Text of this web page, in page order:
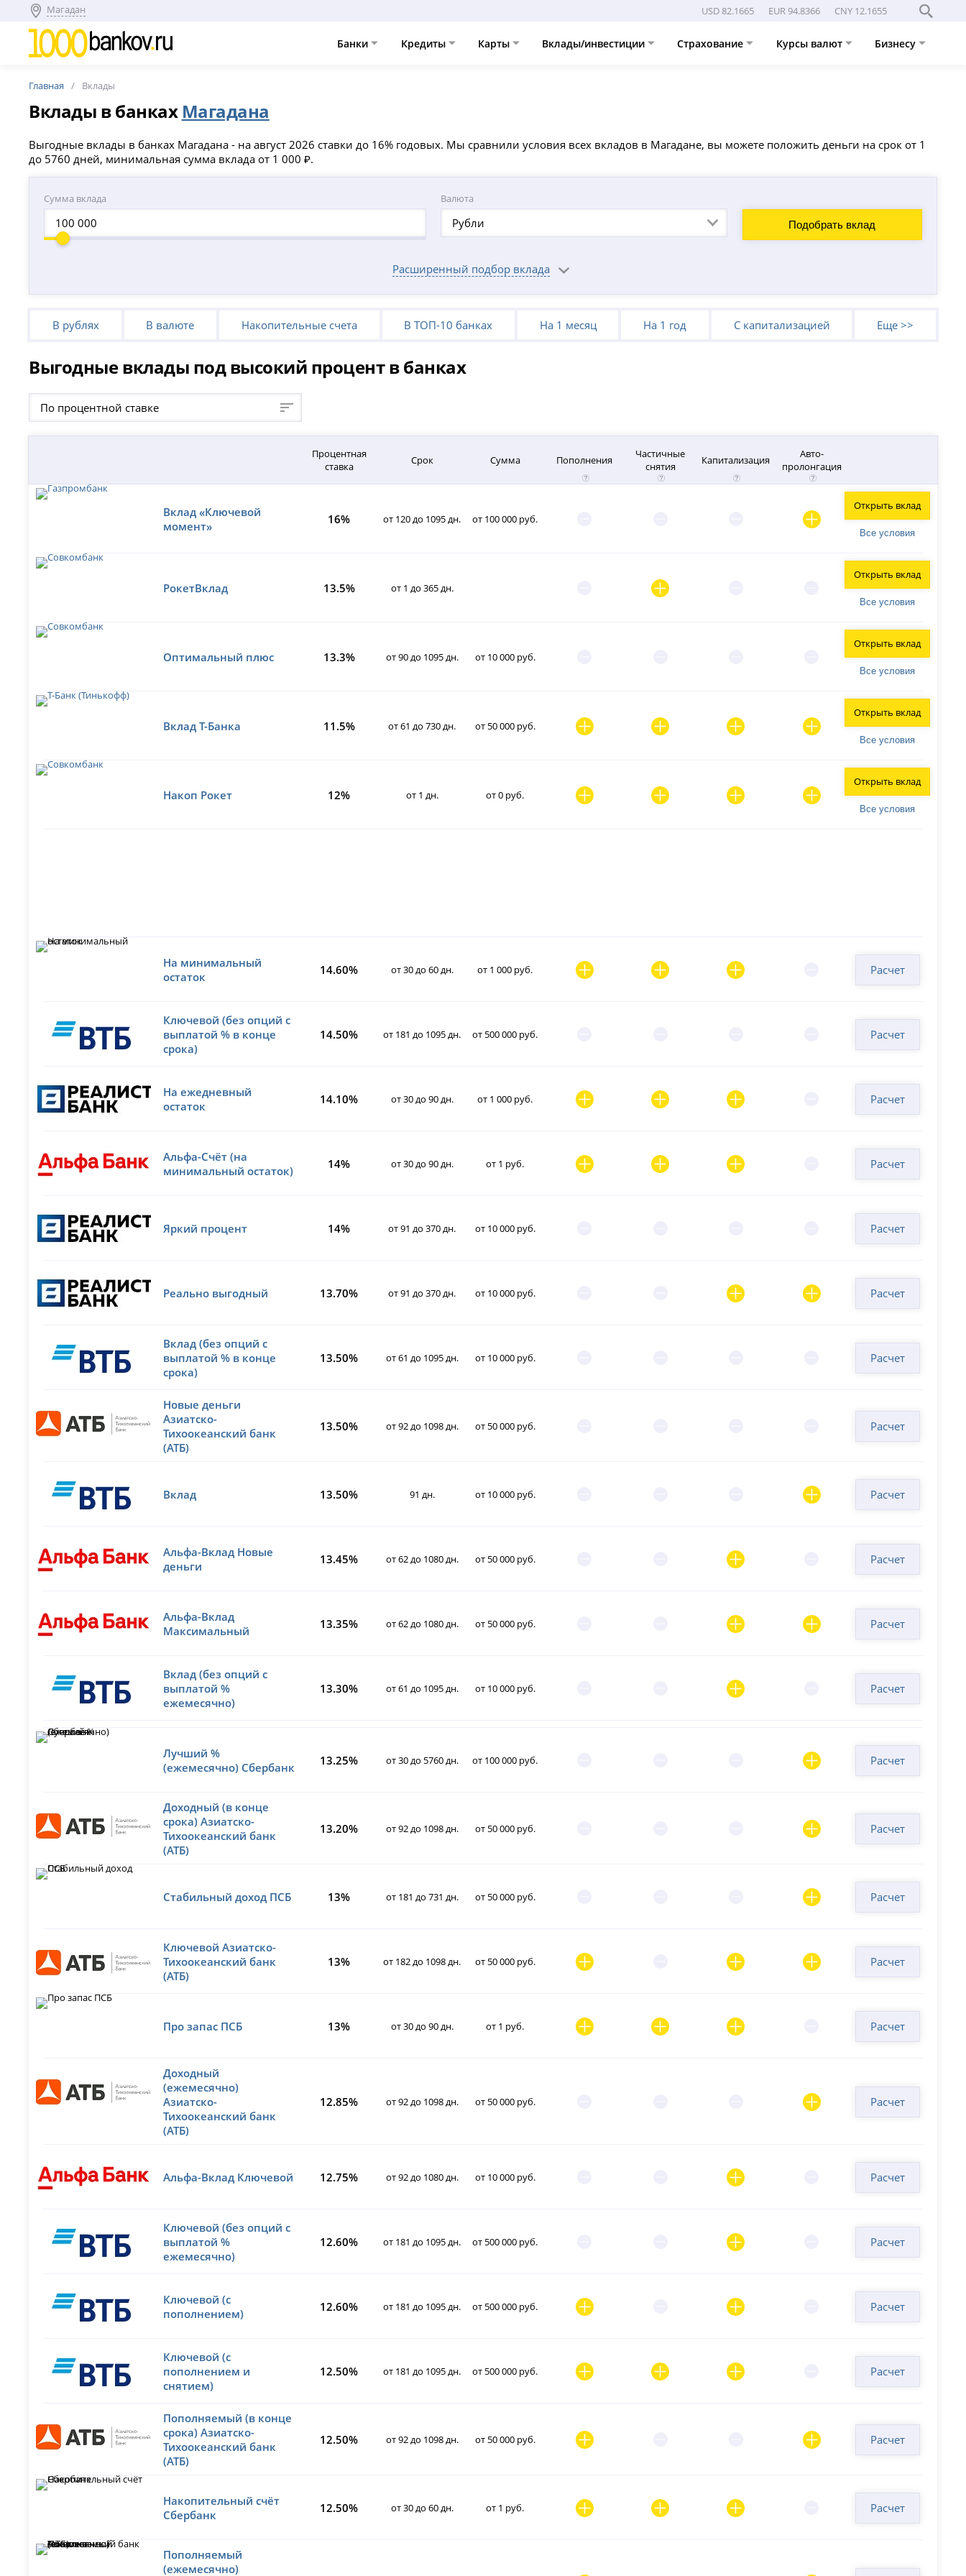
Магадан USD 82.1665 EUR 94.8366 CNY 12.1655
Банки Кредиты Карты Вклады/инвестиции Страхование Курсы валют Бизнесу
Главная Вклады
Вклады в банках Магадана
Выгодные вклады в банках Магадана - на август 2026 ставки до 16% годовых. Мы сравнили условия всех вкладов в Магадане, вы можете положить деньги на срок от 1
до 5760 дней, минимальная сумма вклада от 1 000 ₽.
Сумма вклада Валюта
Рубли Подобрать вклад
Расширенный подбор вклада
В рублях В валюте Накопительные счета В ТОП-10 банках На 1 месяц На 1 год С капитализацией Еще >>
Выгодные вклады под высокий процент в банках
По процентной ставке
Процентная
ставка
Срок Сумма Пополнения
Частичные
снятия
Капитализация
Авто-
пролонгация
Вклад «Ключевой
момент»
16% от 120 до 1095 дн. от 100 000 руб.
Все условия
Открыть вклад
РокетВклад 13.5% от 1 до 365 дн.
Все условия
Открыть вклад
Оптимальный плюс 13.3% от 90 до 1095 дн. от 10 000 руб.
Все условия
Открыть вклад
Вклад Т-Банка 11.5% от 61 до 730 дн. от 50 000 руб.
Все условия
Открыть вклад
Накоп Рокет 12% от 1 дн. от 0 руб.
Все условия
Открыть вклад
На минимальный
остаток
14.60% от 30 до 60 дн. от 1 000 руб. Расчет
Ключевой (без опций с
выплатой % в конце
срока)
14.50% от 181 до 1095 дн. от 500 000 руб. Расчет
На ежедневный
остаток
14.10% от 30 до 90 дн. от 1 000 руб. Расчет
Альфа-Счёт (на
минимальный остаток)
14% от 30 до 90 дн. от 1 руб. Расчет
Яркий процент 14% от 91 до 370 дн. от 10 000 руб. Расчет
Реально выгодный 13.70% от 91 до 370 дн. от 10 000 руб. Расчет
Вклад (без опций с
выплатой % в конце
срока)
13.50% от 61 до 1095 дн. от 10 000 руб. Расчет
Новые деньги
Азиатско-
Тихоокеанский банк
(АТБ)
13.50% от 92 до 1098 дн. от 50 000 руб. Расчет
Вклад 13.50% 91 дн. от 10 000 руб. Расчет
Альфа-Вклад Новые
деньги
13.45% от 62 до 1080 дн. от 50 000 руб. Расчет
Альфа-Вклад
Максимальный
13.35% от 62 до 1080 дн. от 50 000 руб. Расчет
Вклад (без опций с
выплатой %
ежемесячно)
13.30% от 61 до 1095 дн. от 10 000 руб. Расчет
Лучший %
(ежемесячно) Сбербанк
13.25% от 30 до 5760 дн. от 100 000 руб. Расчет
Доходный (в конце
срока) Азиатско-
Тихоокеанский банк
(АТБ)
13.20% от 92 до 1098 дн. от 50 000 руб. Расчет
Стабильный доход ПСБ 13% от 181 до 731 дн. от 50 000 руб. Расчет
Ключевой Азиатско-
Тихоокеанский банк
(АТБ)
13% от 182 до 1098 дн. от 50 000 руб. Расчет
Про запас ПСБ 13% от 30 до 90 дн. от 1 руб. Расчет
Доходный
(ежемесячно)
Азиатско-
Тихоокеанский банк
(АТБ)
12.85% от 92 до 1098 дн. от 50 000 руб. Расчет
Альфа-Вклад Ключевой 12.75% от 92 до 1080 дн. от 10 000 руб. Расчет
Ключевой (без опций с
выплатой %
ежемесячно)
12.60% от 181 до 1095 дн. от 500 000 руб. Расчет
Ключевой (с
пополнением)
12.60% от 181 до 1095 дн. от 500 000 руб. Расчет
Ключевой (с
пополнением и
снятием)
12.50% от 181 до 1095 дн. от 500 000 руб. Расчет
Пополняемый (в конце
срока) Азиатско-
Тихоокеанский банк
(АТБ)
12.50% от 92 до 1098 дн. от 50 000 руб. Расчет
Накопительный счёт
Сбербанк
12.50% от 30 до 60 дн. от 1 руб. Расчет
Пополняемый
(ежемесячно)